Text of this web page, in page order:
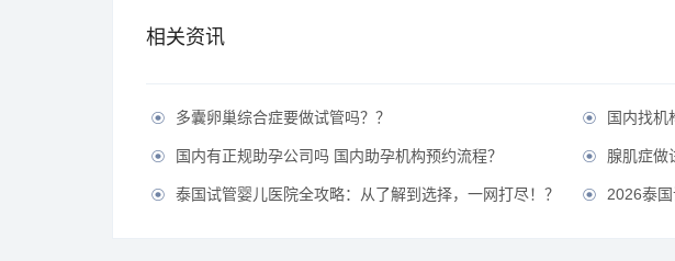
相关资讯
 多囊卵巢综合症要做试管吗？？  国内找机
 国内有正规助孕公司吗 国内助孕机构预约流程？  腺肌症做
 泰国试管婴儿医院全攻略：从了解到选择，一网打尽！？  2026泰